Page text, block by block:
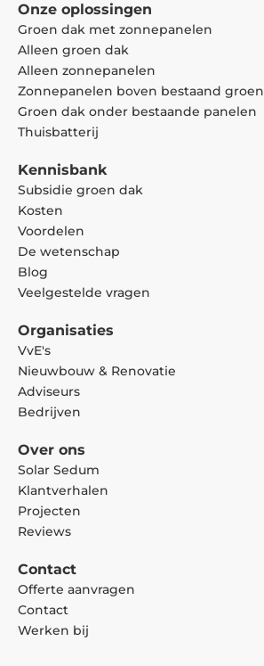
Onze oplossingen
Groen dak met zonnepanelen
Alleen groen dak
Alleen zonnepanelen
Zonnepanelen boven bestaand groen
Groen dak onder bestaande panelen
Thuisbatterij
Kennisbank
Subsidie groen dak
Kosten
Voordelen
De wetenschap
Blog
Veelgestelde vragen
Organisaties
VvE's
Nieuwbouw & Renovatie
Adviseurs
Bedrijven
Over ons
Solar Sedum
Klantverhalen
Projecten
Reviews
Contact
Offerte aanvragen
Contact
Werken bij